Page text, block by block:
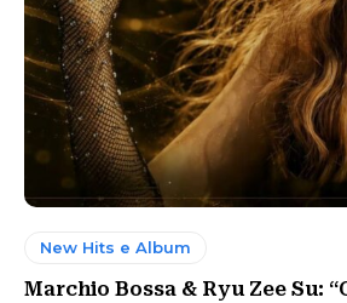
New Hits e Album
Marchio Bossa & Ryu Zee Su: